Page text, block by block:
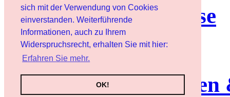
sich mit der Verwendung von Cookies
einverstanden. Weiterführende
Informationen, auch zu Ihrem
Widerspruchsrecht, erhalten Sie mit hier:
Erfahren Sie mehr.
OK!
Nutzungshinweise
Service